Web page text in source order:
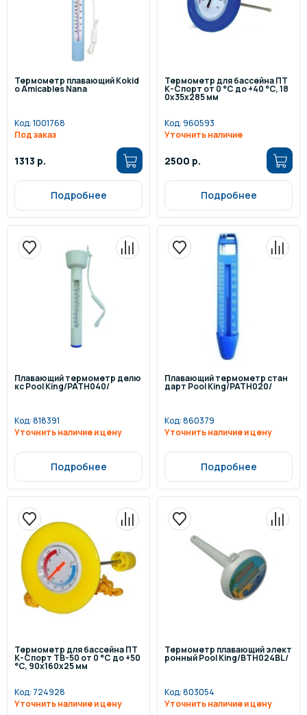
Термометр плавающий Kokid
o Amicables Nana
Код:1001768
Под заказ
1313 р.
Подробнее
Термометр для бассейна ПТ
К-Спорт от 0 °C до +40 °C, 18
0х35х285 мм
Код:960593
Уточнить наличие
2500 р.
Подробнее
Плавающий термометр делю
кс Pool King/PATH040/
Код:818391
Уточнить наличие и цену
Подробнее
Плавающий термометр стан
дарт Pool King/PATH020/
Код:860379
Уточнить наличие и цену
Подробнее
Термометр для бассейна ПТ
К-Спорт ТВ-50 от 0 °C до +50
°C, 90х160х25 мм
Код: 724928
Уточнить наличие и цену
Термометр плавающий элект
ронный Pool King/BTH024BL/
Код:803054
Уточнить наличие и цену